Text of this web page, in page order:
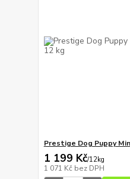
Prestige Dog Puppy
1 199 Kč/12kg
1 071 Kč bez DPH